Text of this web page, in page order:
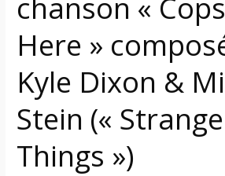
Here »
Kyle Dixon &
Stein («
Things »)
Michael
Stein
(« Stranger
Things »)